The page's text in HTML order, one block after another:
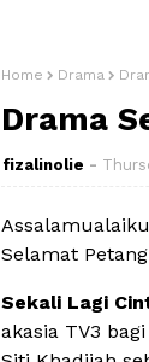
Home Drama
Drama
fizalinolie
Selamat
Sekali Lagi
akasia TV3